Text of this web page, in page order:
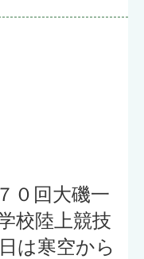
０回大磯一
校陸上競技
は寒空から